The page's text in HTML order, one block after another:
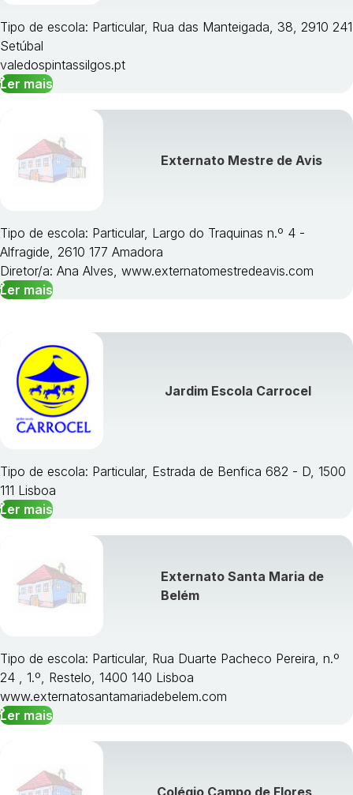
Tipo de escola: Particular, Rua das Manteigada, 38, 2910 241
Setúbal
valedospintassilgos.pt
Ler mais
Externato Mestre de Avis
Tipo de escola: Particular, Largo do Traquinas n.º 4 -
Alfragide, 2610 177 Amadora
Diretor/a: Ana Alves, www.externatomestredeavis.com
Ler mais
Jardim Escola Carrocel
Tipo de escola: Particular, Estrada de Benfica 682 - D, 1500
111 Lisboa
Ler mais
Externato Santa Maria de
Belém
Tipo de escola: Particular, Rua Duarte Pacheco Pereira, n.º
24 , 1.º, Restelo, 1400 140 Lisboa
www.externatosantamariadebelem.com
Ler mais
Colégio Campo de Flores